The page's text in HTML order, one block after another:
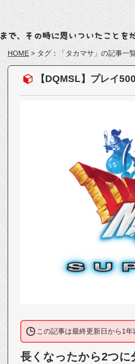
で、その時に思いついたことを
HOME > タグ：「タカマサ」の記事一
【DQMSL】プレイ
この記事は最終更新日から1年
長くなったから2つに